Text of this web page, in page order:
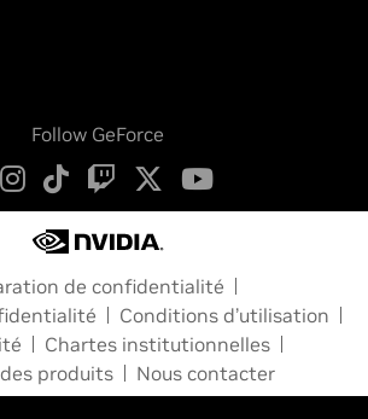
Follow GeForce
de confidentialité
Conditions d’utilisation
Chartes institutionnelles
produits
Nous contacter